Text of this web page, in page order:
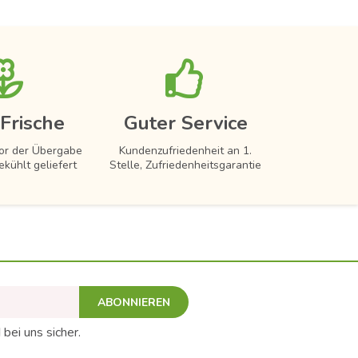
der Übergabe
geliefert
Guter Service
Kundenzufriedenheit an 1.
Stelle, Zufriedenheitsgarantie
ABONNIEREN
bei uns sicher.